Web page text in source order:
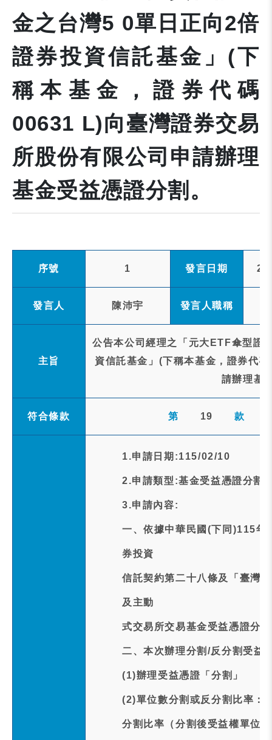
金之台灣5 0單日正向2倍
證券投資信託基金」(下
稱本基金，證券代碼
00631 L)向臺灣證券交易
所股份有限公司申請辦理
基金受益憑證分割。
序號 1 發言日期
發言人 陳沛宇 發言人職稱
主旨
公告本公司經理之「元大ETF傘型證
資信託基金」(下稱本基金，證券代
請辦理基
符合條款 第 19 款
1.申請日期:115/02/10
2.申請類型:基金受益憑證分割
3.申請內容:
一、依據中華民國(下同)115年
券投資
信託契約第二十八條及「臺灣
及主動
式交易所交易基金受益憑證分
二、本次辦理分割/反分割受益
(1)辦理受益憑證「分割」
(2)單位數分割或反分割比率：
分割比率（分割後受益權單位